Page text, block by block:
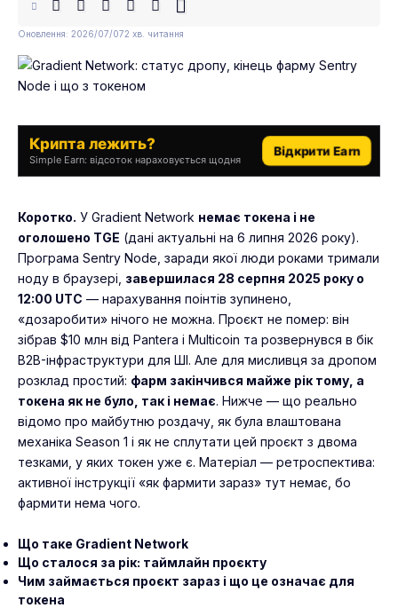
Оновлення: 2026/07/072 хв. читання
Крипта лежить?
Simple Earn: відсоток нараховується щодня
Відкрити Earn
Коротко. У Gradient Network немає токена і не
оголошено TGE (дані актуальні на 6 липня 2026 року).
Програма Sentry Node, заради якої люди роками тримали
ноду в браузері, завершилася 28 серпня 2025 року о
12:00 UTC — нарахування поінтів зупинено,
«дозаробити» нічого не можна. Проєкт не помер: він
зібрав $10 млн від Pantera і Multicoin та розвернувся в бік
B2B-інфраструктури для ШІ. Але для мисливця за дропом
розклад простий: фарм закінчився майже рік тому, а
токена як не було, так і немає. Нижче — що реально
відомо про майбутню роздачу, як була влаштована
механіка Season 1 і як не сплутати цей проєкт з двома
тезками, у яких токен уже є. Матеріал — ретроспектива:
активної інструкції «як фармити зараз» тут немає, бо
фармити нема чого.
Що таке Gradient Network
Що сталося за рік: таймлайн проєкту
Чим займається проєкт зараз і що це означає для
токена